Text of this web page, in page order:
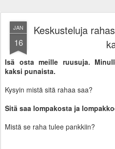
JAN
16
Keskusteluja
Isä osta meille ruusuja.
kaksi punaista.
Kysyin mistä sitä rahaa saa?
Sitä saa lompakosta ja
Mistä se raha tulee pankkiin?